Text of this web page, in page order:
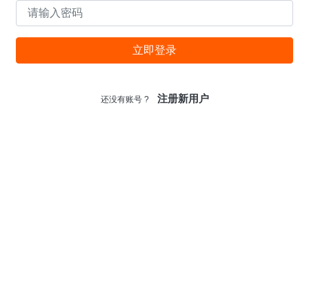
立即登录
还没有账号 ? 注册新用户
2020-03-11